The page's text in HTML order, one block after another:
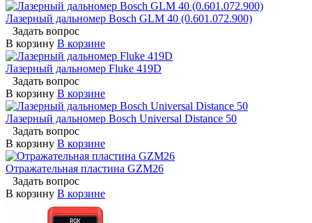
Лазерный дальномер Bosch GLM 40 (0.601.072.900)
Задать вопрос
В корзину В корзине
Лазерный дальномер Fluke 419D
Задать вопрос
В корзину В корзине
Лазерный дальномер Bosch Universal Distance 50
Задать вопрос
В корзину В корзине
Отражательная пластина GZM26
Задать вопрос
В корзину В корзине